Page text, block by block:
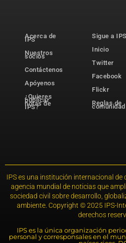
Acerca de
IPS
Nuestros
socios
Contáctenos
Apóyenos
¿Quieres
publicar
notas de
IPS?
Sigue a IPS
Inicio
Twitter
Facebook
Flickr
Reglas de
comunidad
IPS es una institución internacional de
agencia mundial de noticias que
sociedad civil sobre desarrollo,
ambiente. Copyright © 2025 IPS-
derechos
IPS es la única organización
personal y corresponsales en el